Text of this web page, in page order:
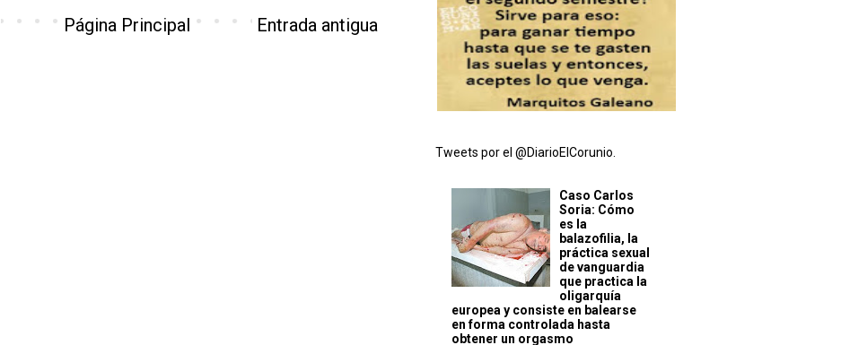
Entrada antigua
Página Principal
Tweets por el @DiarioElCorunio.
Caso Carlos
Soria: Cómo
es la
balazofilia, la
práctica sexual
de vanguardia
que practica la
oligarquía
europea y consiste en balearse
en forma controlada hasta
obtener un orgasmo